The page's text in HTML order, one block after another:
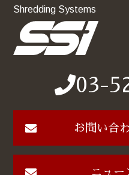
Shredding Systems
03-
お問い合
ニュー